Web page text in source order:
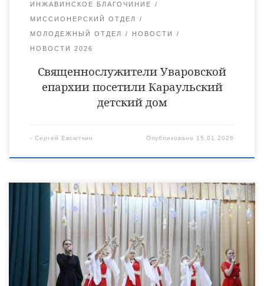
ИНЖАВИНСКОЕ БЛАГОЧИНИЕ
МИССИОНЕРСКИЙ ОТДЕЛ
МОЛОДЕЖНЫЙ ОТДЕЛ НОВОСТИ
НОВОСТИ 2026
Священнослужители Уваровской
епархии посетили Караульский
детский дом
- Сергей Евсюткин Опубликовано 15.01.2026
14 января епископ Уваровский и Кирсановский Игнатий
принял участие в Рождественском концерте, который
состоялся в селе Моисеево-Алабушка Уваровского
муниципального округа. Перед началом концерта зрители
имели уникальную возможность познакомиться с
экспозицией лучших работ учащихся школ муниципального